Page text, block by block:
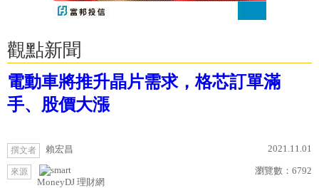
觀點新聞
電動車將推升晶片需求，格芯訂單滿
手、股價大漲
撰文者 賴宏昌 2021.11.01
來源
MoneyDJ 理財網
瀏覽數： 6792